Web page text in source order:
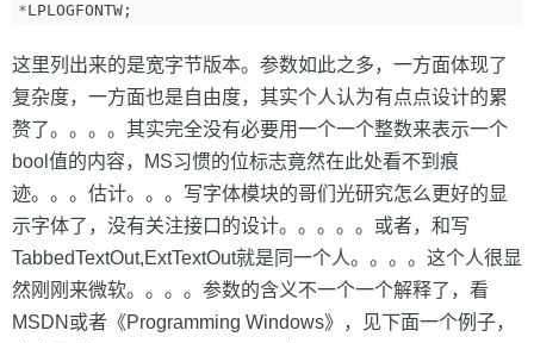
*LPLOGFONTW ;
这里列出来的是宽字节版本。参数如此之多，一方面体现了
复杂度，一方面也是自由度，其实个人认为有点点设计的累
赘了。。。。其实完全没有必要用一个一个整数来表示一个
bool值的内容，MS习惯的位标志竟然在此处看不到痕
迹。。。估计。。。写字体模块的哥们光研究怎么更好的显
示字体了，没有关注接口的设计。。。。。或者，和写
TabbedTextOut,ExtTextOut就是同一个人。。。。这个人很显
然刚刚来微软。。。。参数的含义不一个一个解释了，看
MSDN或者《Programming Windows》，见下面一个例子，